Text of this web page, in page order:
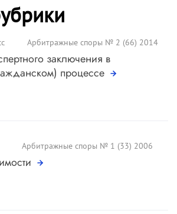
Арбитражные споры № 2 (66) 2014
заключения в
процессе
Арбитражные споры № 1 (33) 2006